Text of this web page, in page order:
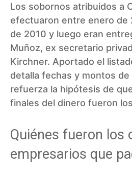
Los sobornos atribuidos a
efectuaron entre enero de
de 2010 y luego eran
Muñoz, ex secretario
Kirchner. Aportado el
detalla fechas y montos
refuerza la hipótesis de
finales del dinero fueron
Quiénes fueron los
empresarios que